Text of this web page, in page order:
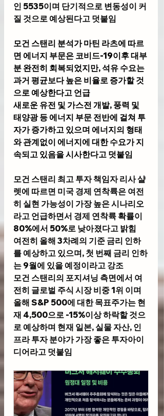
인 5535이며 단기적으로 변동성이 커
질 것으로 예상된다고 덧붙임
모건 스탠리 분석가 마틴 라츠에 따르
면 에너지 부문은 코비드-19이후 대부
분 완전히 회복되었지만, 석유 수요는
과거 평균보다 높은 비율로 증가할 것
으로 예상한다고 언급
새로운 유전 및 가스전 개발, 풍력 및
태양광 등 에너지 부문 전반에 걸쳐 투
자가 증가하고 있으며 에너지의 형태
와 관계없이 에너지에 대한 수요가 지
속되고 있음을 시사한다고 덧붙임
모건 스탠리 최고 투자 책임자 리사 샬
렛에 따르면 미국 경제 연착륙은 여전
히 실현 가능성이 가장 높은 시나리오
라고 언급하면서 경제 연착륙 확률이
80%에서 50%로 낮아졌다고 밝힘
여전히 올해 3차례의 기준 금리 인하
를 예상하고 있으며, 첫 번째 금리 인하
는 9월에 있을 예정이라고 강조
모건 스탠리의 포지셔닝 측면에서 여
전히 글로벌 주식 시장 비중 1위 이며
올해 S&P 500에 대한 목표주가는 현
재 4,500으로 -15%이상 하락할 것으
로 예상하며 현재 일본, 실물 자산, 인
프라 투자 분야가 가장 좋은 투자아이
디어라고 덧붙임